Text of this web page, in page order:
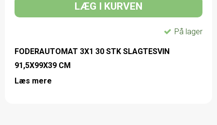
LÆG I KURVEN
På lager
FODERAUTOMAT 3X1 30 STK SLAGTESVIN
91,5X99X39 CM
Læs mere